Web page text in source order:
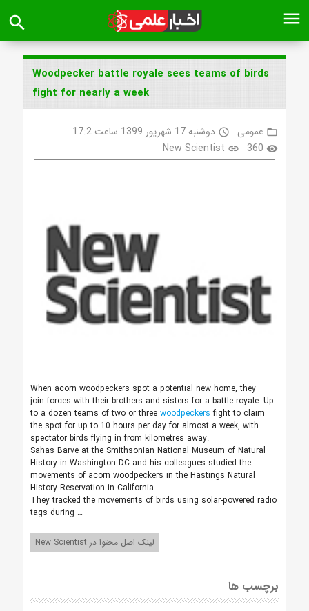
menu
search
Woodpecker battle royale sees teams of birds
fight for nearly a week
folder_open عمومی access_time دوشنبه 17 شهریور 1399 ساعت 17:2
visibility
360
link
New Scientist
When acorn woodpeckers spot a potential new home, they
join forces with their brothers and sisters for a battle royale. Up
to a dozen teams of two or three woodpeckersfight to claim
the spot for up to 10 hours per day for almost a week, with
spectator birds flying in from kilometres away.
Sahas Barve at the Smithsonian National Museum of Natural
History in Washington DC and his colleagues studied the
movements of acorn woodpeckers in the Hastings Natural
History Reservation in California.
They tracked the movements of birds using solar-powered radio
tags during …
لینک اصل محتوا در New Scientist
برچسب ها